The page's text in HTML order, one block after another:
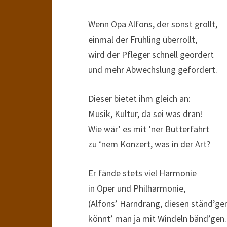
Wenn Opa Alfons, der sonst grollt,
einmal der Frühling überrollt,
wird der Pfleger schnell geordert
und mehr Abwechslung gefordert.
Dieser bietet ihm gleich an:
Musik, Kultur, da sei was dran!
Wie wär’ es mit ‘ner Butterfahrt
zu ‘nem Konzert, was in der Art?
Er fände stets viel Harmonie
in Oper und Philharmonie,
(Alfons’ Harndrang, diesen
könnt’ man ja mit Windeln